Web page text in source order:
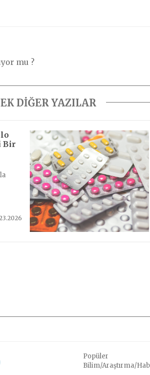
mu ?
DİĞER YAZILAR
Bir
Popüler
Bilim/Araştırma/